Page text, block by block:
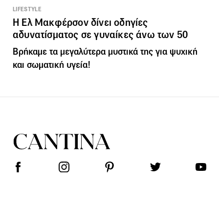
LIFESTYLE
Η Ελ Μακφέρσον δίνει οδηγίες
αδυνατίσματος σε γυναίκες άνω των 50
Βρήκαμε τα μεγαλύτερα μυστικά της για ψυχική
και σωματική υγεία!